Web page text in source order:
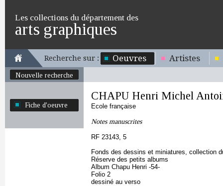
Les collections du département des
arts graphiques
Recherche sur : Oeuvres Artistes
Nouvelle recherche
Fiche d'oeuvre
CHAPU Henri Michel
Ecole française
Notes manuscrites
RF 23143, 5
Fonds des dessins et miniatures, collection
Réserve des petits albums
Album Chapu Henri -54-
Folio 2
dessiné au verso